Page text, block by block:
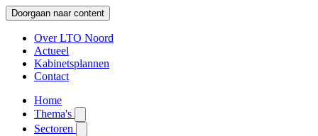
Doorgaan naar content
Over LTO Noord
Actueel
Kabinetsplannen
Contact
Home
Thema's
Sectoren